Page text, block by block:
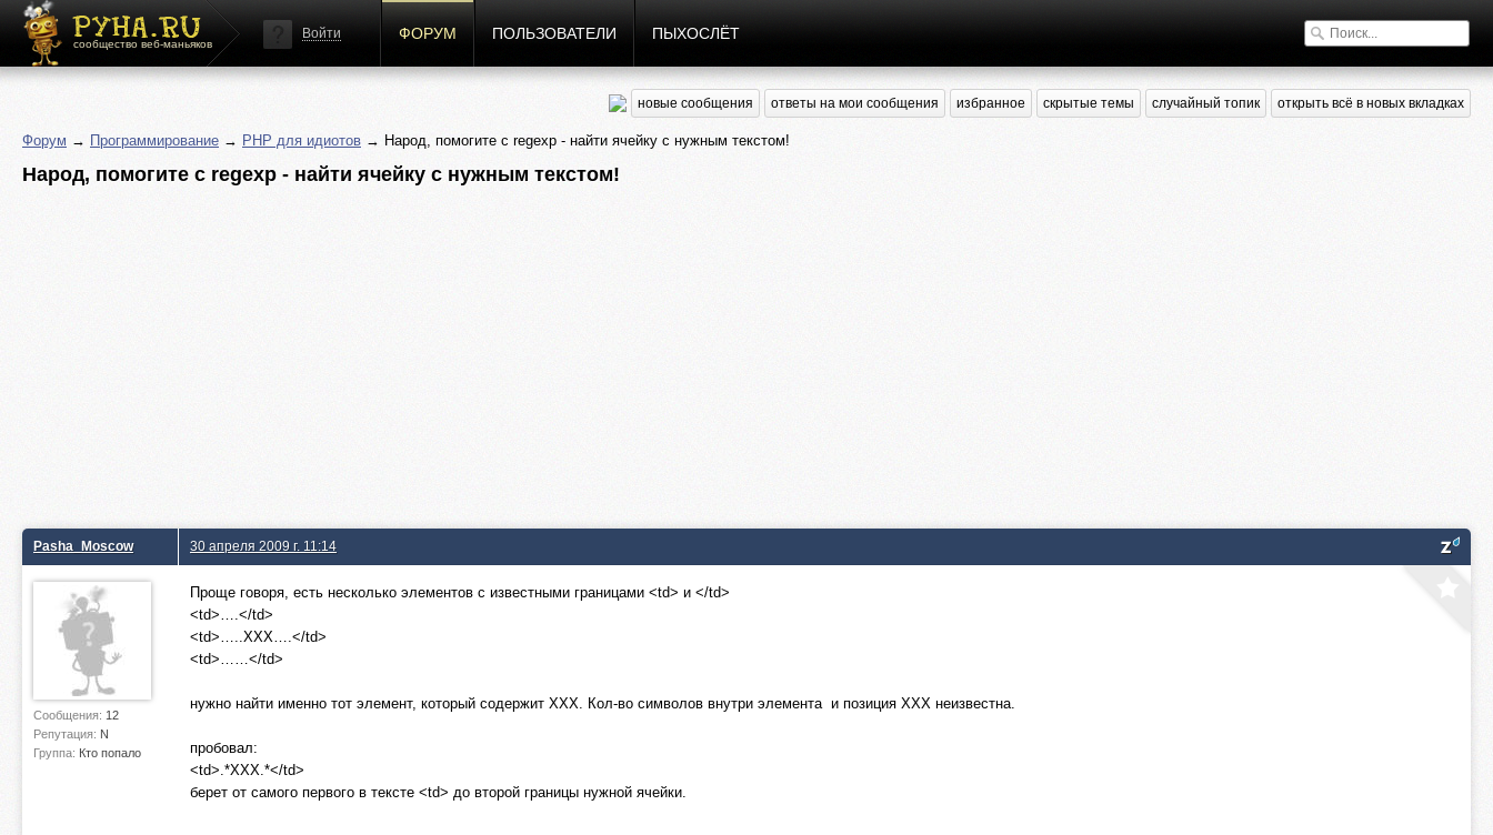
сообщество веб-маньяков
Войти ФОРУМ ПОЛЬЗОВАТЕЛИ ПЫХОСЛЁТ
новые сообщения ответы на мои сообщения избранное скрытые темы случайный топик открыть всё в новых вкладках
Форум → Программирование → PHP для идиотов → Народ, помогите с regexp - найти ячейку с нужным текстом!
Народ, помогите с regexp - найти ячейку с нужным текстом!
Pasha_Moscow
Сообщения: 12
Репутация: N
Группа: Кто попало
30 апреля 2009 г. 11:14
Проще говоря, есть несколько элементов с известными границами <td> и </td>
<td>….</td>
<td>…..XXX….</td>
<td>……</td>
нужно найти именно тот элемент, который содержит XXX. Кол-во символов внутри элемента и позиция ХХХ неизвестна.
пробовал:
<td>.*XXX.*</td>
берет от самого первого в тексте <td> до второй границы нужной ячейки.